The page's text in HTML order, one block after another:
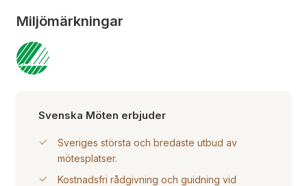
Miljömärkningar
Svenska Möten erbjuder
Sveriges största och bredaste utbud av
mötesplatser.
Kostnadsfri rådgivning och guidning vid